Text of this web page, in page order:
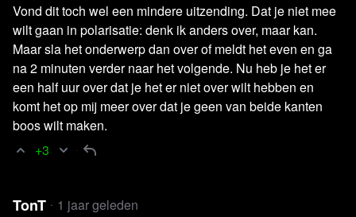
Bekijk de uitzending via Rumble
Vond dit toch wel een mindere uitzending. Dat je niet mee
wilt gaan in polarisatie: denk ik anders over, maar kan.
Maar sla het onderwerp dan over of meldt het even en ga
na 2 minuten verder naar het volgende. Nu heb je het er
een half uur over dat je het er niet over wilt hebben en
komt het op mij meer over dat je geen van beide kanten
boos wilt maken.
+3
TonT
1 jaar geleden